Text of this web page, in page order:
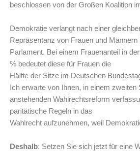
beschlossen von der Großen Koalition
Demokratie verlangt nach einer
Repräsentanz von Frauen und Männern
Parlament. Bei einem Frauenanteil in
% bedeutet diese für Frauen die
Hälfte der Sitze im Deutschen
Ich erwarte von Ihnen, in einem zweiten
anstehenden Wahlrechtsreform
paritätische Regeln in das
Wahlrecht aufzunehmen, weil
Deshalb: Setzen Sie sich jetzt für eine